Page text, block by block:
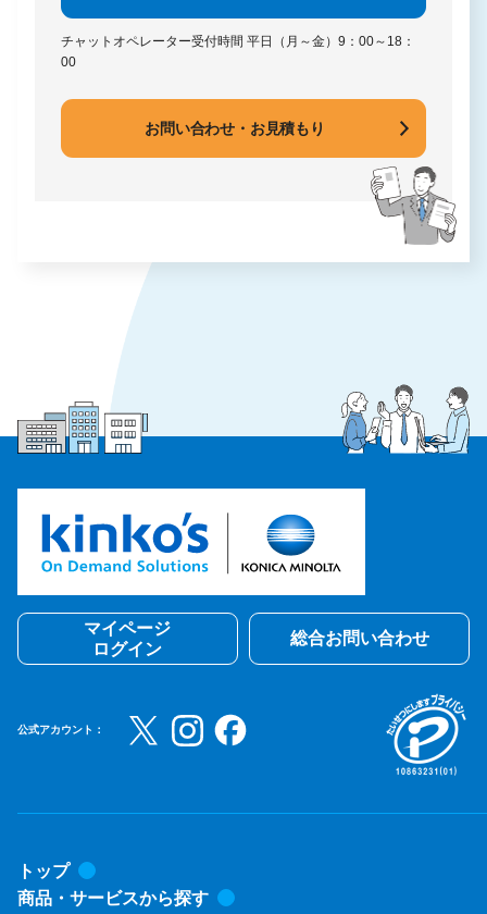
チャットオペレーター受付時間 平日（月～金）9：00～18：
00
お問い合わせ・お見積もり
マイページ
ログイン
総合お問い合わせ
公式アカウント：
トップ
商品・サービスから探す